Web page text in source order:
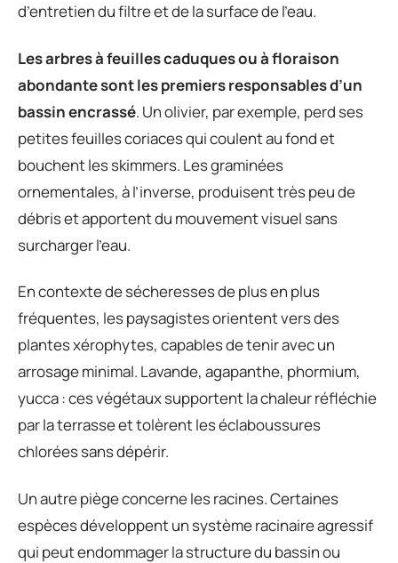
d’entretien du filtre et de la surface de l’eau.
Les arbres à feuilles caduques ou à floraison
abondante sont les premiers responsables d’un
bassin encrassé. Un olivier, par exemple, perd ses
petites feuilles coriaces qui coulent au fond et
bouchent les skimmers. Les graminées
ornementales, à l’inverse, produisent très peu de
débris et apportent du mouvement visuel sans
surcharger l’eau.
En contexte de sécheresses de plus en plus
fréquentes, les paysagistes orientent vers des
plantes xérophytes, capables de tenir avec un
arrosage minimal. Lavande, agapanthe, phormium,
yucca : ces végétaux supportent la chaleur réfléchie
par la terrasse et tolèrent les éclaboussures
chlorées sans dépérir.
Un autre piège concerne les racines. Certaines
espèces développent un système racinaire agressif
qui peut endommager la structure du bassin ou